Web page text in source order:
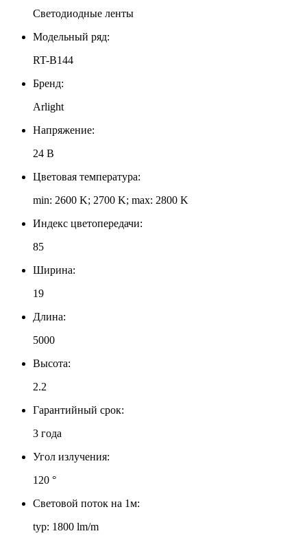
Светодиодные ленты
Модельный ряд:
RT-B144
Бренд:
Arlight
Напряжение:
24 В
Цветовая температура:
min: 2600 K; 2700 K; max: 2800 K
Индекс цветопередачи:
85
Ширина:
19
Длина:
5000
Высота:
2.2
Гарантийный срок:
3 года
Угол излучения:
120 °
Световой поток на 1м:
typ: 1800 lm/m